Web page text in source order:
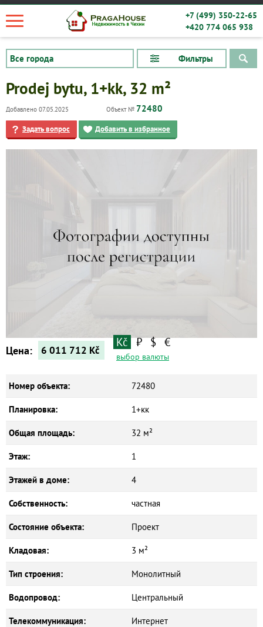
+7 (499) 350-22-65
+420 774 065 938
Фильтры
Квартиры
Prodej bytu, 1+kk, 32 m²
Добавлено 07.05.2025 Объект № 72480
Задать вопрос Добавить в избранное
Цена: 6 011 712 Kč
Kč ₽ $ €
выбор валюты
Номер объекта: 72480
Планировка: 1+кк
Общая площадь: 32 м²
Этаж: 1
Этажей в доме: 4
Собственность: частная
Состояние объекта: Проект
Кладовая: 3 м²
Тип строения: Монолитный
Водопровод: Центральный
Телекоммуникация: Интернет